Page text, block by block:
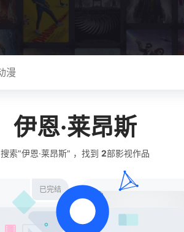
伊恩·莱昂斯
搜索"伊恩·莱昂斯" ，找到 2部影视作品
已完结